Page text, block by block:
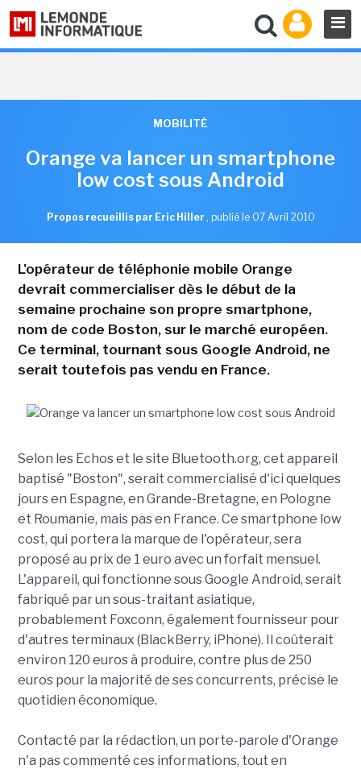
MOBILITÉ
Orange va lancer un smartphone
low cost sous Android
Propos recueillis par Eric Hiller , publié le 07 Avril 2010
L'opérateur de téléphonie mobile Orange
devrait commercialiser dès le début de la
semaine prochaine son propre smartphone,
nom de code Boston, sur le marché européen.
Ce terminal, tournant sous Google Android, ne
serait toutefois pas vendu en France.
Selon les Echos et le site Bluetooth.org, cet appareil
baptisé "Boston", serait commercialisé d'ici quelques
jours en Espagne, en Grande-Bretagne, en Pologne
et Roumanie, mais pas en France. Ce smartphone low
cost, qui portera la marque de l'opérateur, sera
proposé au prix de 1 euro avec un forfait mensuel.
L'appareil, qui fonctionne sous Google Android, serait
fabriqué par un sous-traitant asiatique,
probablement Foxconn, également fournisseur pour
d'autres terminaux (BlackBerry, iPhone). Il coûterait
environ 120 euros à produire, contre plus de 250
euros pour la majorité de ses concurrents, précise le
quotidien économique.
Contacté par la rédaction, un porte-parole d'Orange
n'a pas commenté ces informations, tout en